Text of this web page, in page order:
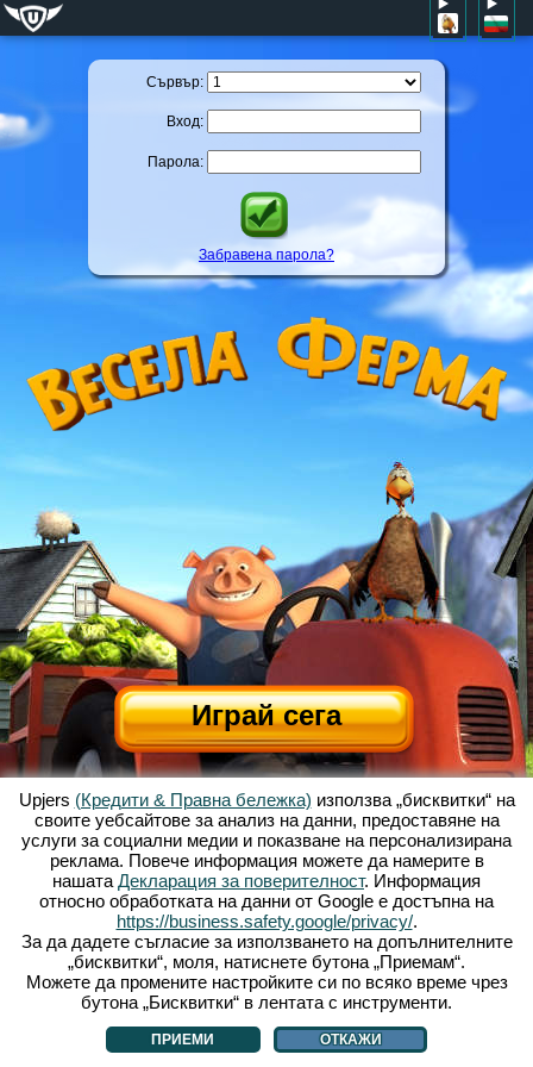
Сървър:
Вход:
Парола:
Забравена парола?
Играй сега
За Весела Ферма |Историята зад тази уеб базирана игра |Опциите
УЗП| Контакти/Кредити|Защита на личните данни |Правила|Форум|
Поддръжка|My Free Farm 2 App|Google Play|App Store|
Уеб игри - upjers.com|Управлявай Бисквитки
Upjers (Кредити & Правна бележка) използва „бисквитки“ на
своите уебсайтове за анализ на данни, предоставяне на
услуги за социални медии и показване на персонализирана
реклама. Повече информация можете да намерите в
нашата Декларация за поверителност. Информация
относно обработката на данни от Google е достъпна на
https://business.safety.google/privacy/.
За да дадете съгласие за използването на допълнителните
„бисквитки“, моля, натиснете бутона „Приемам“.
Можете да промените настройките си по всяко време чрез
бутона „Бисквитки“ в лентата с инструменти.
ПРИЕМИ ОТКАЖИ